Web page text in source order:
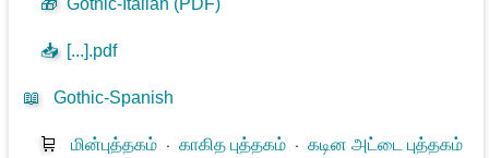
📥 [...].pdf
📖 Gothic-Spanish
🛒 மின்புத்தகம் ⋅காகித புத்தகம் ⋅கடின அட்டை புத்தகம்